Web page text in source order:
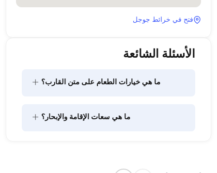
فتح في خرائط جوجل
الأسئلة الشائعة
ما هي خيارات الطعام على متن القارب؟ +
ما هي سعات الإقامة والإبحار؟ +